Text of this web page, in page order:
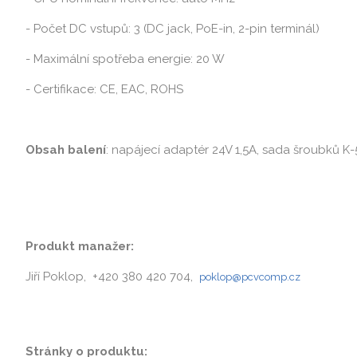
- Počet DC vstupů: 3 (DC jack, PoE-in, 2-pin terminál)
- Maximální spotřeba energie: 20 W
- Certifikace: CE, EAC, ROHS
Obsah balení: napájecí adaptér 24V 1,5A, sada šroubků K-
Produkt manažer:
Jiří Poklop, +420 380 420 704, poklop@pcvcomp.cz
Stránky o produktu: